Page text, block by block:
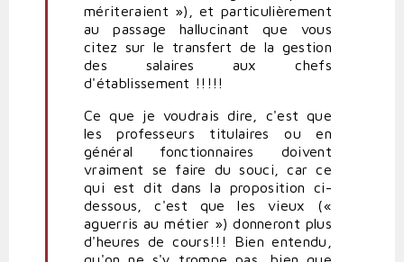
mériteraient »), et particulièrement
au passage hallucinant que vous
citez sur le transfert de la gestion
des salaires aux chefs
d'établissement !!!!!
Ce que je voudrais dire, c'est que
les professeurs titulaires ou en
général fonctionnaires doivent
vraiment se faire du souci, car ce
qui est dit dans la proposition ci-
dessous, c'est que les vieux («
aguerris au métier ») donneront plus
d'heures de cours!!! Bien entendu,